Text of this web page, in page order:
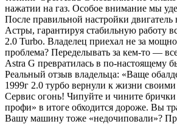
нажатии на газ. Особое внимание мы
После правильной настройки
Астры, гарантируя стабильную работу
2.0 Turbo. Владелец приехал не за
проблема? Переделывать за кем-то —
Astra G превратилась в по-настоящему
Реальный отзыв владельца: «Ваще
1999г 2.0 турбо вернули к жизни
Сервис огонь! Чипуйте и чините
профи» в итоге обходится дороже. Вы
Вашу машину тоже «недочиповали»?